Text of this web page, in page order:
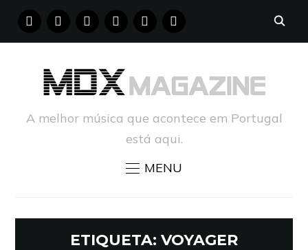
FACEBOOKINSTAGRAM
YOUTUBE PINTERESTTUMBLR
A melhor música que acontece em Portugal
está aqui.
MENU
ETIQUETA: VOYAGER